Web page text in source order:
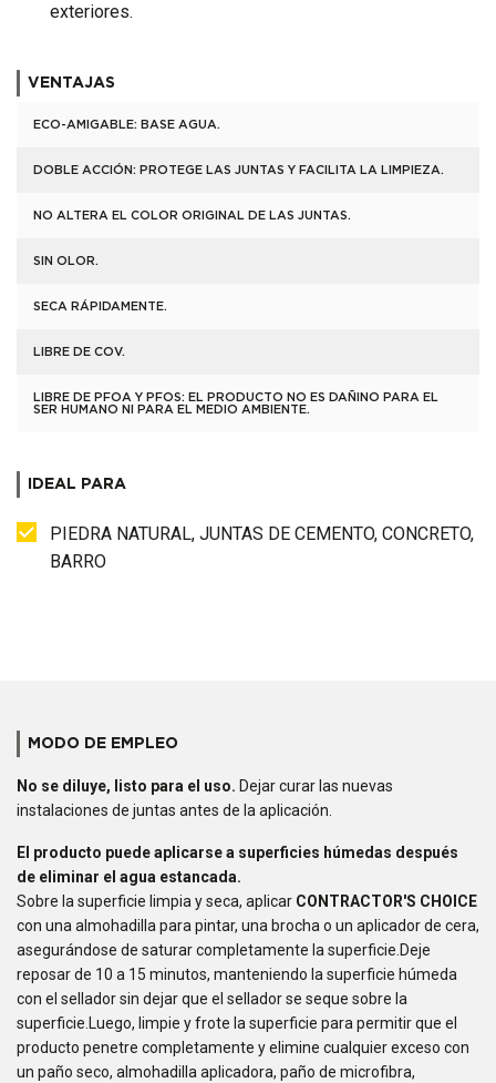
exteriores.
VENTAJAS
ECO-AMIGABLE: BASE AGUA.
DOBLE ACCIÓN: PROTEGE LAS JUNTAS Y FACILITA LA LIMPIEZA.
NO ALTERA EL COLOR ORIGINAL DE LAS JUNTAS.
SIN OLOR.
SECA RÁPIDAMENTE.
LIBRE DE COV.
LIBRE DE PFOA Y PFOS: EL PRODUCTO NO ES DAÑINO PARA EL
SER HUMANO NI PARA EL MEDIO AMBIENTE.
IDEAL PARA
PIEDRA NATURAL, JUNTAS DE CEMENTO, CONCRETO,
BARRO
MODO DE EMPLEO
No se diluye, listo para el uso. Dejar curar las nuevas
instalaciones de juntas antes de la aplicación.
El producto puede aplicarse a superficies húmedas después
de eliminar el agua estancada.
Sobre la superficie limpia y seca, aplicar CONTRACTOR'S CHOICE
con una almohadilla para pintar, una brocha o un aplicador de cera,
asegurándose de saturar completamente la superficie.Deje
reposar de 10 a 15 minutos, manteniendo la superficie húmeda
con el sellador sin dejar que el sellador se seque sobre la
superficie.Luego, limpie y frote la superficie para permitir que el
producto penetre completamente y elimine cualquier exceso con
un paño seco, almohadilla aplicadora, paño de microfibra,